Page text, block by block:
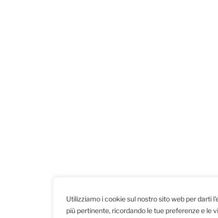
Utilizziamo i cookie sul nostro sito web per darti
più pertinente, ricordando le tue preferenze e le